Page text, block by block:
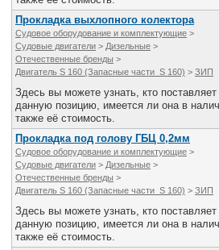
Прокладка выхлопного колектора
Судовое оборудование и комплектующие >
Судовые двигатели > Дизельные >
Отечественные бренды >
Двигатель S 160 (Запасные части S 160) > ЗИП
Здесь вы можете узнать, кто поставляет
данную позицию, имеется ли она в
также её стоимость.
Прокладка под голову ГБЦ 0,2мм
Судовое оборудование и комплектующие >
Судовые двигатели > Дизельные >
Отечественные бренды >
Двигатель S 160 (Запасные части S 160) > ЗИП
Здесь вы можете узнать, кто поставляет
данную позицию, имеется ли она в
также её стоимость.